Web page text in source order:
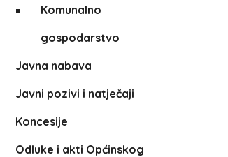
Komunalno
gospodarstvo
Javna nabava
Javni pozivi i natječaji
Koncesije
Odluke i akti Općinskog